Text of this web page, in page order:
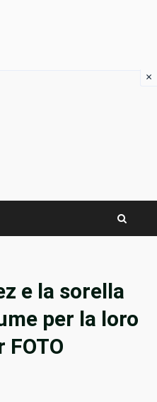
e la sorella
per la loro
FOTO
×